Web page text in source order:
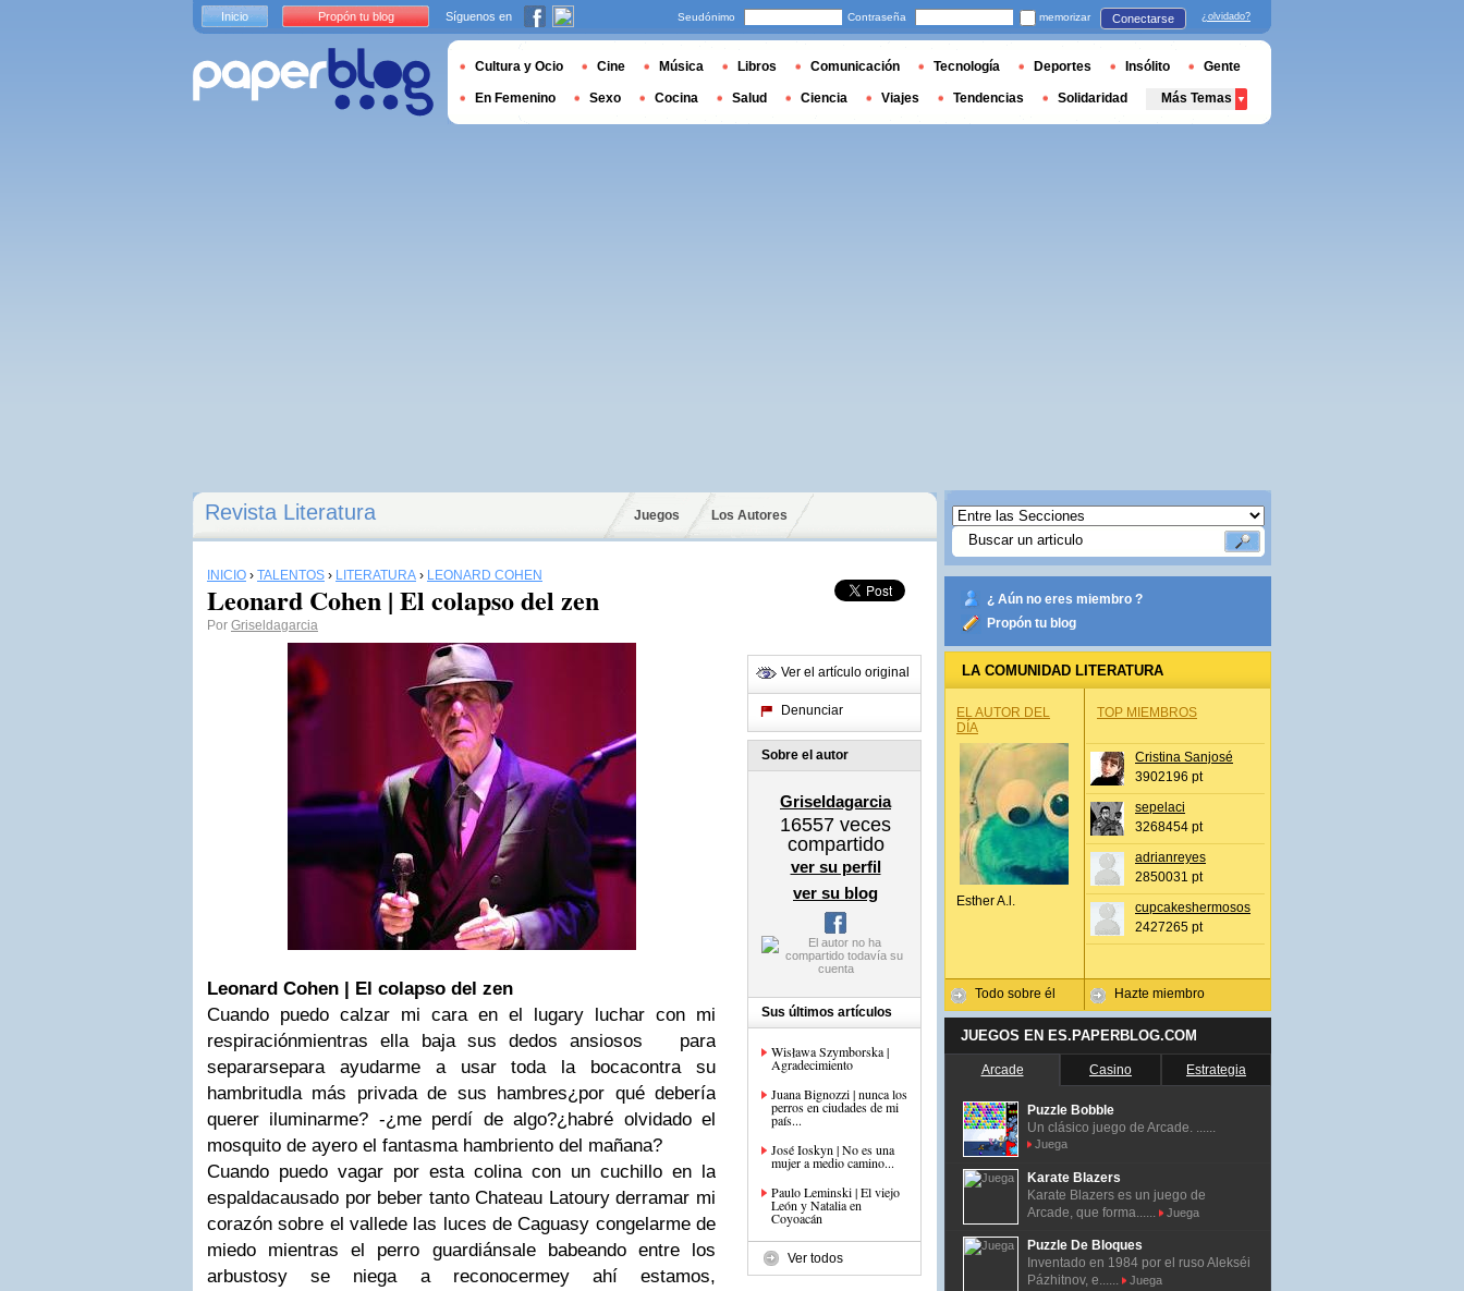
Revista Literatura Juegos Los Autores
INICIO › TALENTOS › LITERATURA › LEONARD COHEN
Leonard Cohen | El colapso del zen
Por Griseldagarcia
Leonard Cohen | El colapso del zen
Cuando puedo calzar mi cara en el lugary luchar con mi
respiraciónmientras ella baja sus dedos ansiosos para
separarsepara ayudarme a usar toda la bocacontra su
hambritudla más privada de sus hambres¿por qué debería
querer iluminarme? -¿me perdí de algo?¿habré olvidado el
mosquito de ayero el fantasma hambriento del mañana?
Cuando puedo vagar por esta colina con un cuchillo en la
espaldacausado por beber tanto Chateau Latoury derramar mi
corazón sobre el vallede las luces de Caguasy congelarme de
miedo mientras el perro guardiánsale babeando entre los
arbustosy se niega a reconocermey ahí estamos,
Ver el artículo original
Denunciar
Sobre el autor
Griseldagarcia
16557 veces
compartido
ver su perfil
ver su blog
Sus últimos artículos
Wisława Szymborska |
Agradecimiento
Juana Bignozzi | nunca los
perros en ciudades de mi
país...
José Ioskyn | No es una
mujer a medio camino...
Paulo Leminski | El viejo
León y Natalia en
Coyoacán
Ver todos
¿ Aún no eres miembro ?
Propón tu blog
LA COMUNIDAD LITERATURA
EL AUTOR DEL
DÍA
Esther A.l.
Todo sobre él
TOP MIEMBROS
Cristina Sanjosé
3902196 pt
sepelaci
3268454 pt
adrianreyes
2850031 pt
cupcakeshermosos
2427265 pt
Hazte miembro
JUEGOS EN ES.PAPERBLOG.COM
Arcade Casino Estrategia
Puzzle Bobble
Un clásico juego de Arcade. ......
Juega
Karate Blazers
Karate Blazers es un juego de
Arcade, que forma......
Juega
Puzzle De Bloques
Inventado en 1984 por el ruso Alekséi
Pázhitnov, e......
Juega
Inicio Propón tu blog Síguenos en Seudónimo Contraseña memorizar Conectarse ¿olvidado?
Cultura y Ocio Cine Música Libros Comunicación Tecnología Deportes Insólito Gente
En Femenino Sexo Cocina Salud Ciencia Viajes Tendencias Solidaridad Más Temas